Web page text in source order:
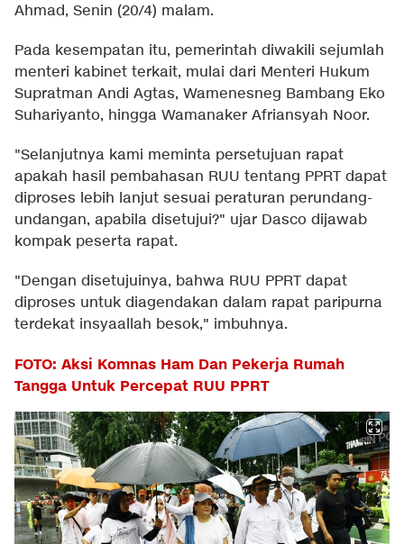
Ahmad, Senin (20/4) malam.
Pada kesempatan itu, pemerintah diwakili sejumlah
menteri kabinet terkait, mulai dari Menteri Hukum
Supratman Andi Agtas, Wamenesneg Bambang Eko
Suhariyanto, hingga Wamanaker Afriansyah Noor.
"Selanjutnya kami meminta persetujuan rapat
apakah hasil pembahasan RUU tentang PPRT dapat
diproses lebih lanjut sesuai peraturan perundang-
undangan, apabila disetujui?" ujar Dasco dijawab
kompak peserta rapat.
"Dengan disetujuinya, bahwa RUU PPRT dapat
diproses untuk diagendakan dalam rapat paripurna
terdekat insyaallah besok," imbuhnya.
FOTO: Aksi Komnas Ham Dan Pekerja Rumah
Tangga Untuk Percepat RUU PPRT